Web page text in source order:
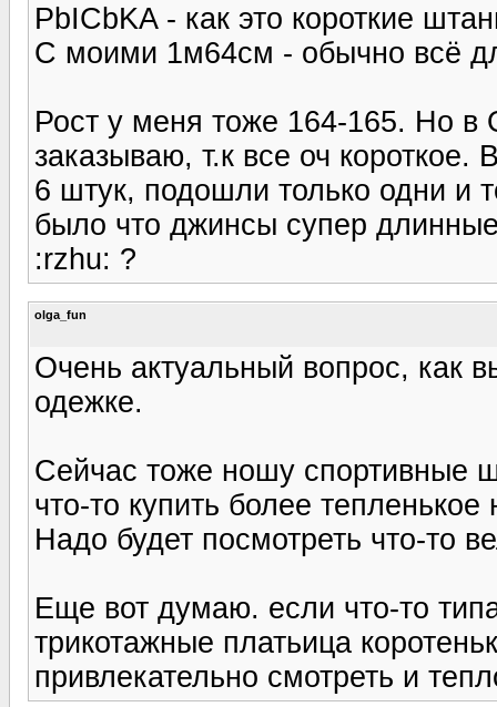
PbICbKA - как это короткие
С моими 1м64см - обычно всё
Рост у меня тоже 164-165. Но
заказываю, т.к все оч
6 штук, подошли только одни и
было что джинсы супер
:rzhu: ?
olga_fun
Очень актуальный вопрос, как
одежке.
Сейчас тоже ношу спортивные
что-то купить более
Надо будет посмотреть что-то
Еще вот думаю. если что-то
трикотажные платьица
привлекательно смотреть и